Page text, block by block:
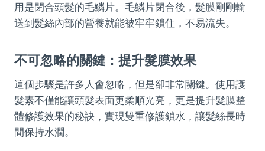
用是閉合頭髮的毛鱗片。毛鱗片閉合後，髮膜剛剛輸
送到髮絲內部的營養就能被牢牢鎖住，不易流失。
不可忽略的關鍵：提升髮膜效果
這個步驟是許多人會忽略，但是卻非常關鍵。使用護
髮素不僅能讓頭髮表面更柔順光亮，更是提升髮膜整
體修護效果的秘訣，實現雙重修護鎖水，讓髮絲長時
間保持水潤。